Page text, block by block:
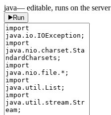
java— editable, runs on the server
Run